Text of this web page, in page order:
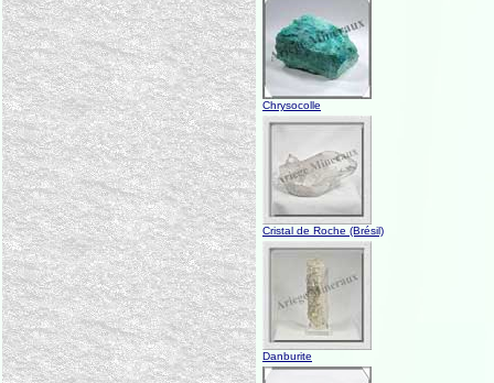
Chrysocolle
Cristal de Roche (Brésil)
Danburite